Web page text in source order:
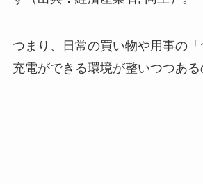
つまり、日常の買い物や用事の
充電ができる環境が整いつつある